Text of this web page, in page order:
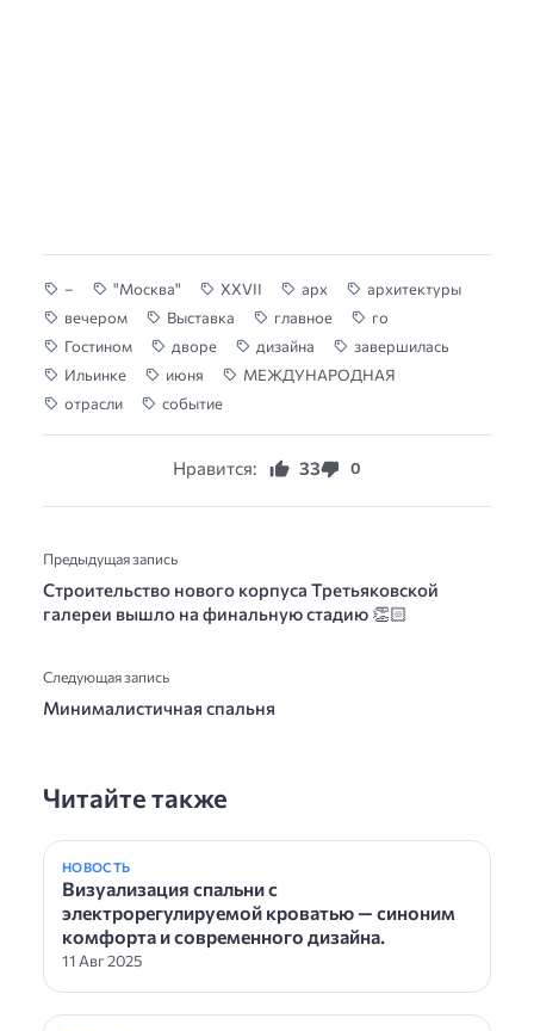
– "Москва" XXVII арх
архитектуры
вечером
Выставка главное
го
Гостином
дворе дизайна
завершилась
Ильинке
июня
МЕЖДУНАРОДНАЯ
отрасли
событие
Нравится: 33 0
Предыдущая запись
Строительство нового корпуса Третьяковской
галереи вышло на финальную стадию 👏🏻
Следующая запись
Минималистичная спальня
Читайте также
НОВОСТЬ
Визуализация спальни с
электрорегулируемой кроватью — синоним
комфорта и современного дизайна.
11 Авг 2025